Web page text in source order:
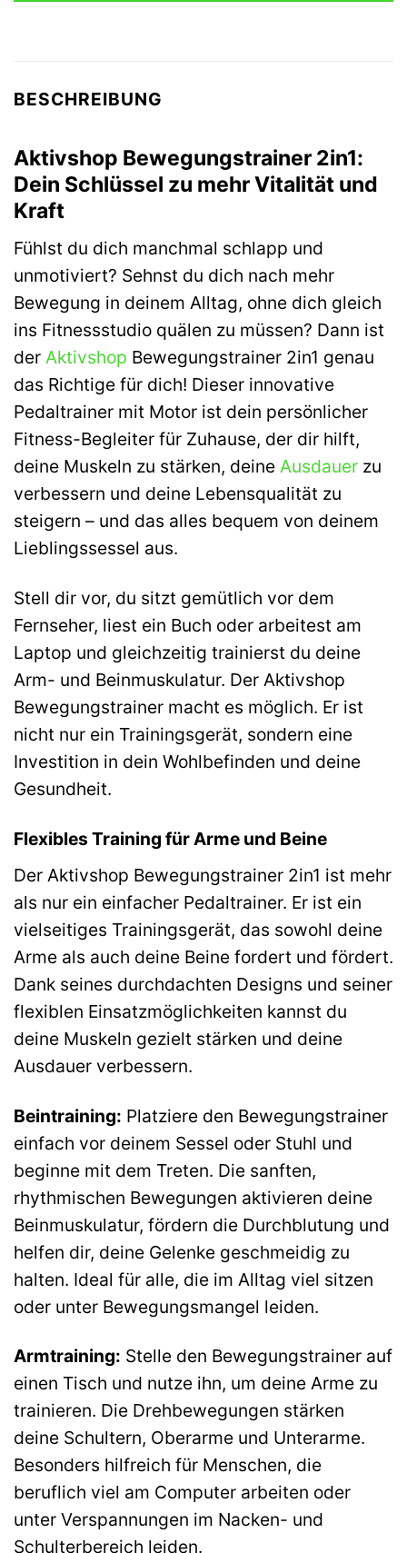
BESCHREIBUNG
Aktivshop Bewegungstrainer 2in1:
Dein Schlüssel zu mehr Vitalität und
Kraft
Fühlst du dich manchmal schlapp und
unmotiviert? Sehnst du dich nach mehr
Bewegung in deinem Alltag, ohne dich gleich
ins Fitnessstudio quälen zu müssen? Dann ist
der Aktivshop Bewegungstrainer 2in1 genau
das Richtige für dich! Dieser innovative
Pedaltrainer mit Motor ist dein persönlicher
Fitness-Begleiter für Zuhause, der dir hilft,
deine Muskeln zu stärken, deine Ausdauer zu
verbessern und deine Lebensqualität zu
steigern – und das alles bequem von deinem
Lieblingssessel aus.
Stell dir vor, du sitzt gemütlich vor dem
Fernseher, liest ein Buch oder arbeitest am
Laptop und gleichzeitig trainierst du deine
Arm- und Beinmuskulatur. Der Aktivshop
Bewegungstrainer macht es möglich. Er ist
nicht nur ein Trainingsgerät, sondern eine
Investition in dein Wohlbefinden und deine
Gesundheit.
Flexibles Training für Arme und Beine
Der Aktivshop Bewegungstrainer 2in1 ist mehr
als nur ein einfacher Pedaltrainer. Er ist ein
vielseitiges Trainingsgerät, das sowohl deine
Arme als auch deine Beine fordert und fördert.
Dank seines durchdachten Designs und seiner
flexiblen Einsatzmöglichkeiten kannst du
deine Muskeln gezielt stärken und deine
Ausdauer verbessern.
Beintraining: Platziere den Bewegungstrainer
einfach vor deinem Sessel oder Stuhl und
beginne mit dem Treten. Die sanften,
rhythmischen Bewegungen aktivieren deine
Beinmuskulatur, fördern die Durchblutung und
helfen dir, deine Gelenke geschmeidig zu
halten. Ideal für alle, die im Alltag viel sitzen
oder unter Bewegungsmangel leiden.
Armtraining: Stelle den Bewegungstrainer auf
einen Tisch und nutze ihn, um deine Arme zu
trainieren. Die Drehbewegungen stärken
deine Schultern, Oberarme und Unterarme.
Besonders hilfreich für Menschen, die
beruflich viel am Computer arbeiten oder
unter Verspannungen im Nacken- und
Schulterbereich leiden.